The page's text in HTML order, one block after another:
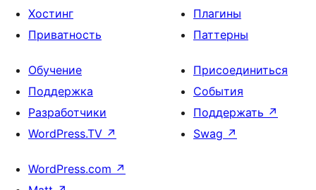
Хостинг
Приватность
Плагины
Паттерны
Обучение
Поддержка
Разработчики
WordPress.TV ↗
Присоединиться
События
Поддержать ↗
Swag ↗
WordPress.com ↗